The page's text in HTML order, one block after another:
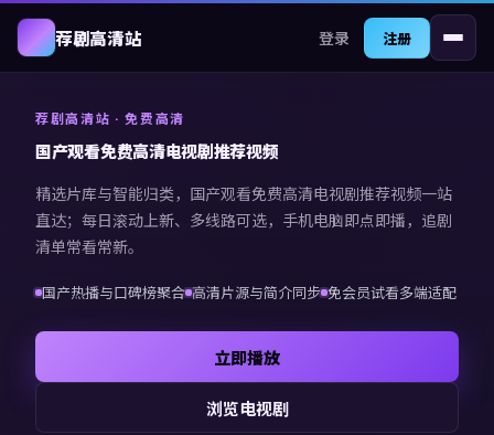
荐剧高清站 登录 注册
荐剧高清站 · 免费高清
国产观看免费高清电视剧推荐视频
精选片库与智能归类， 国产观看免费高清电视剧推荐视频一站
直达；每日滚动上新、多线路可选，手机电脑即点即播，追剧
清单常看常新。
国产热播与口碑榜聚合 高清片源与简介同步 免会员试看多端适配
立即播放
浏览电视剧